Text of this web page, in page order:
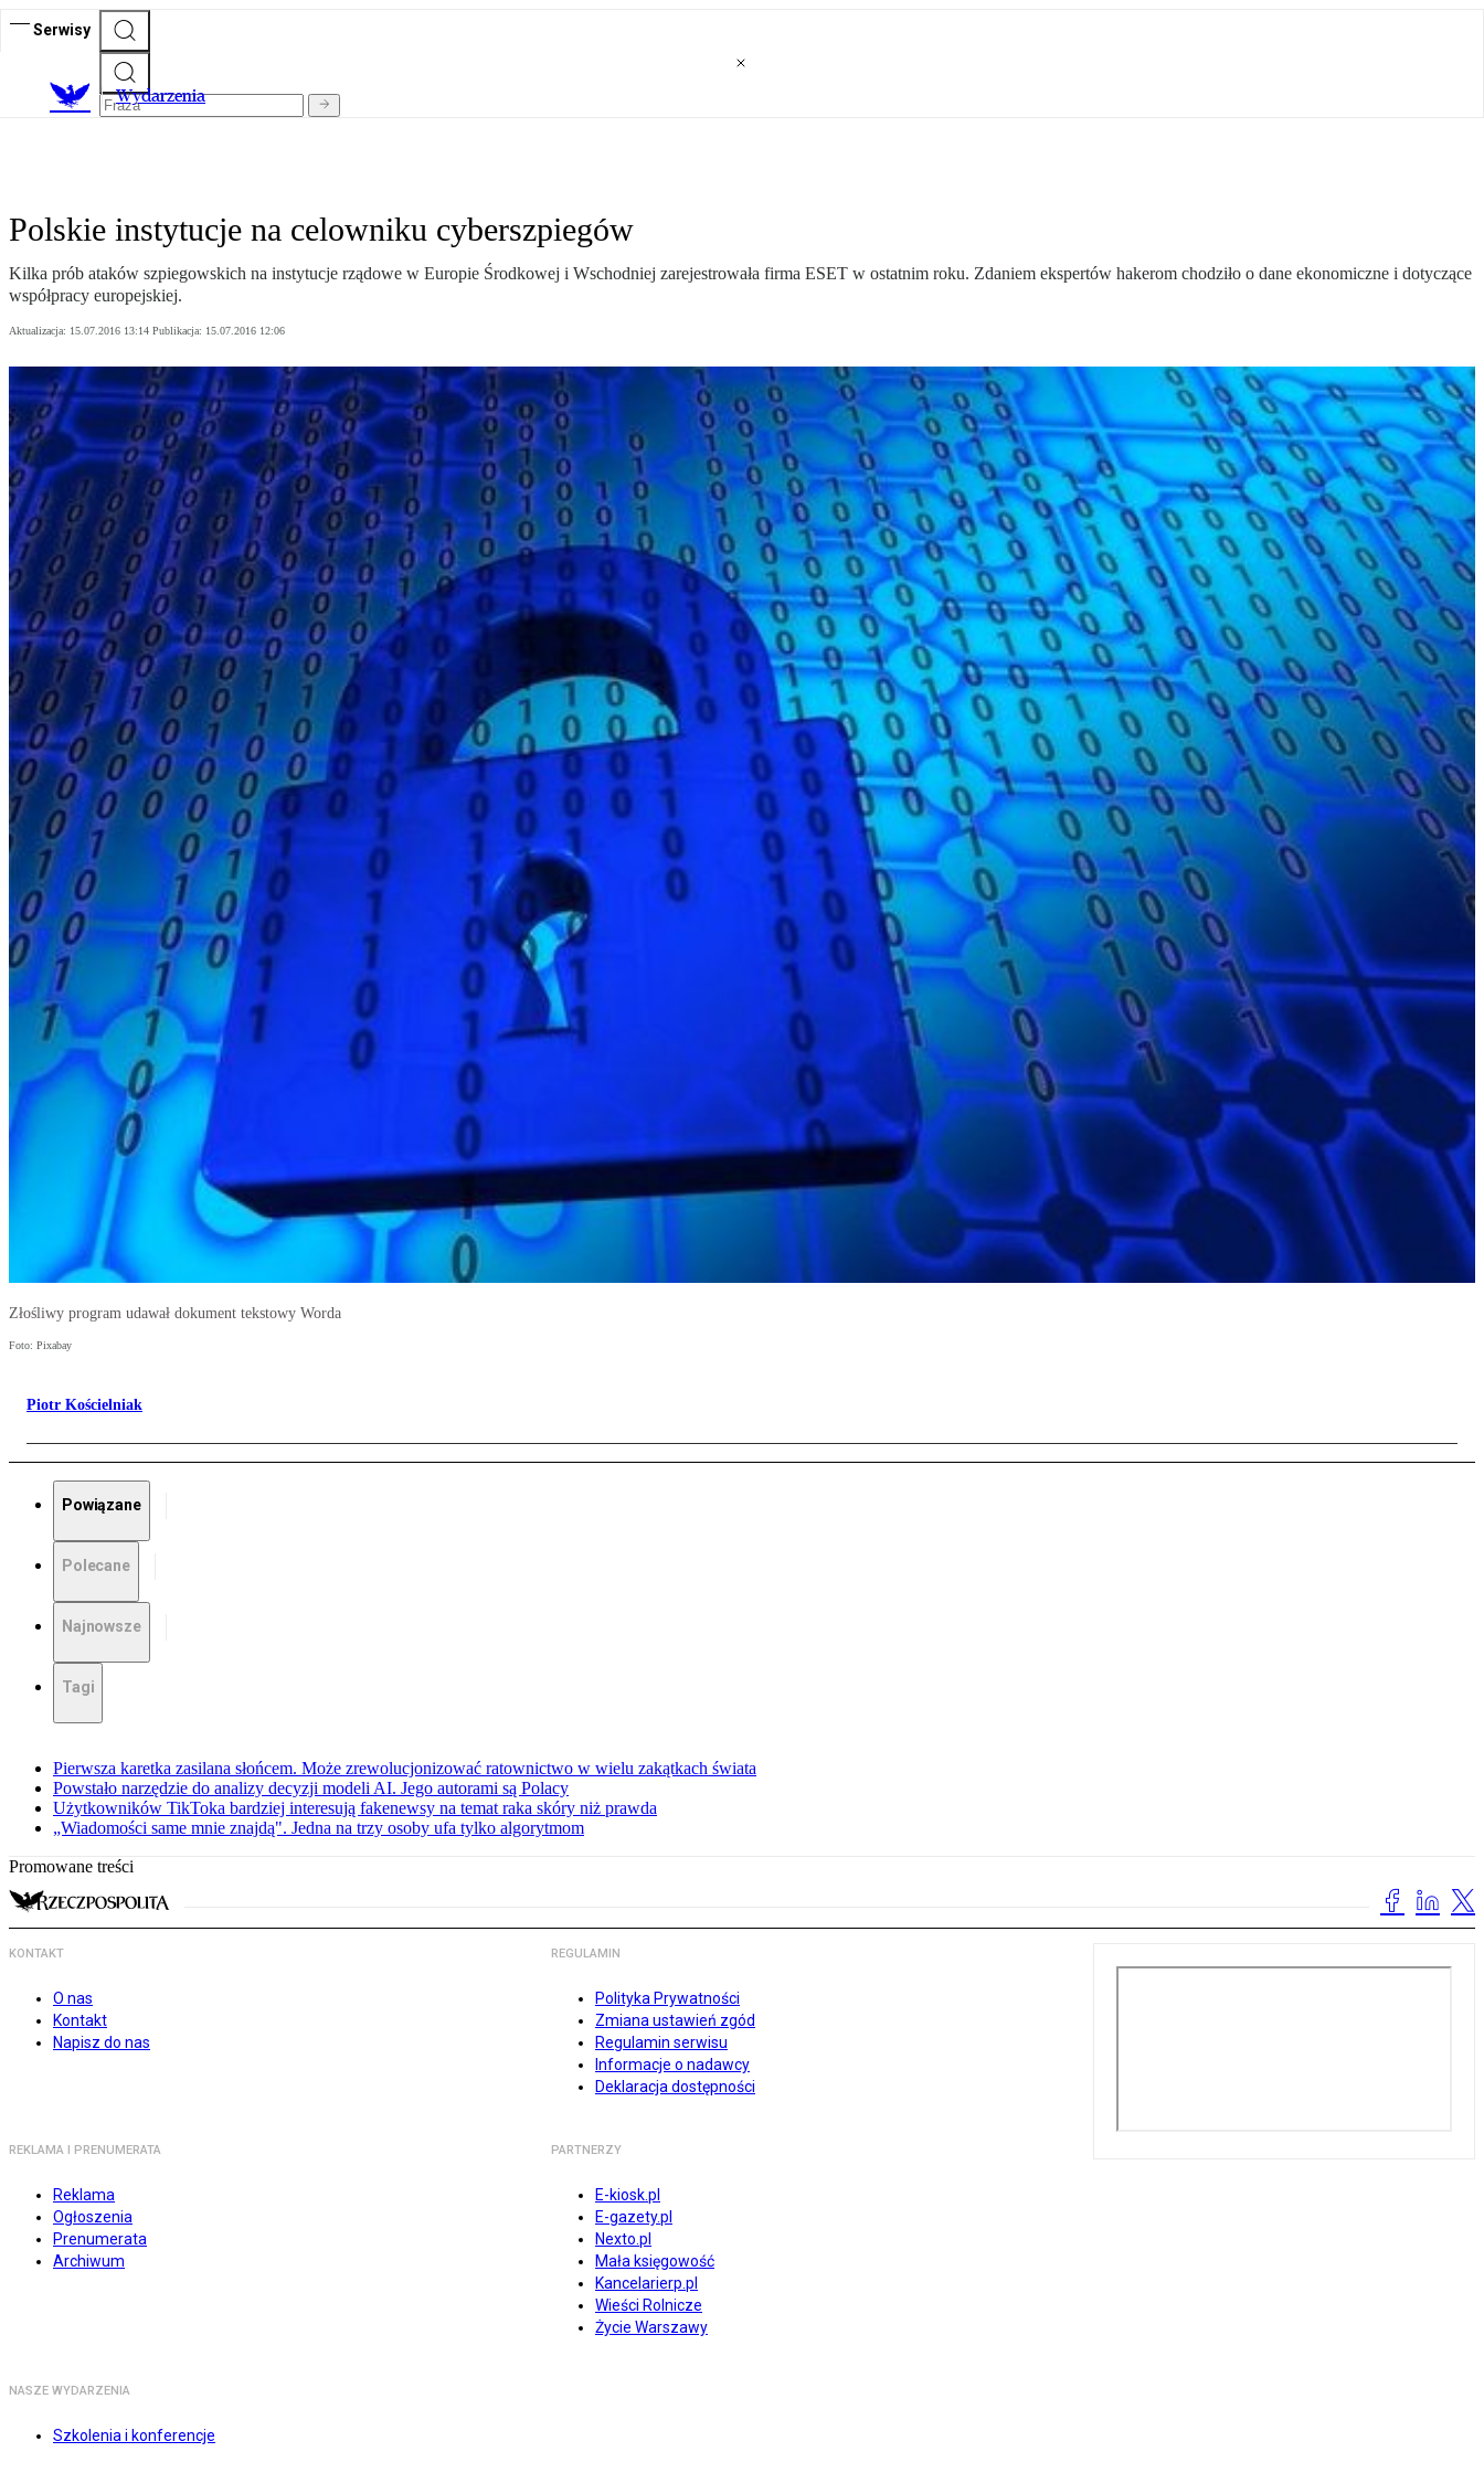
Serwisy
Wydarzenia
Polskie instytucje na celowniku cyberszpiegów
Kilka prób ataków szpiegowskich na instytucje rządowe w Europie Środkowej i Wschodniej zarejestrowała firma ESET w ostatnim roku. Zdaniem ekspertów hakerom chodziło o dane ekonomiczne i dotyczące
współpracy europejskiej.
Aktualizacja: 15.07.2016 13:14 Publikacja: 15.07.2016 12:06
Złośliwy program udawał dokument tekstowy Worda
Foto: Pixabay
Piotr Kościelniak
Powiązane
Polecane
Najnowsze
Tagi
Pierwsza karetka zasilana słońcem. Może zrewolucjonizować ratownictwo w wielu zakątkach świata
Powstało narzędzie do analizy decyzji modeli AI. Jego autorami są Polacy
Użytkowników TikToka bardziej interesują fakenewsy na temat raka skóry niż prawda
„Wiadomości same mnie znajdą". Jedna na trzy osoby ufa tylko algorytmom
Promowane treści
KONTAKT
O nas
Kontakt
Napisz do nas
REGULAMIN
Polityka Prywatności
Zmiana ustawień zgód
Regulamin serwisu
Informacje o nadawcy
Deklaracja dostępności
REKLAMA I PRENUMERATA
Reklama
Ogłoszenia
Prenumerata
Archiwum
PARTNERZY
E-kiosk.pl
E-gazety.pl
Nexto.pl
Mała księgowość
Kancelarierp.pl
Wieści Rolnicze
Życie Warszawy
NASZE WYDARZENIA
Szkolenia i konferencje